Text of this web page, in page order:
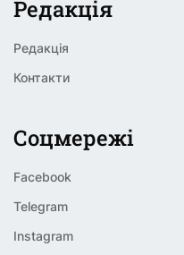
Редакція
Редакція
Контакти
Соцмережі
Facebook
Telegram
Instagram